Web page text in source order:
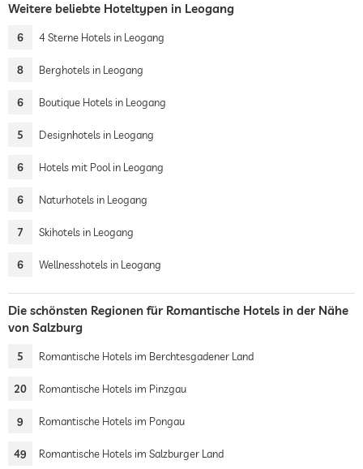
Weitere beliebte Hoteltypen in Leogang
6 4 Sterne Hotels in Leogang
8 Berghotels in Leogang
6 Boutique Hotels in Leogang
5 Designhotels in Leogang
6 Hotels mit Pool in Leogang
6 Naturhotels in Leogang
7 Skihotels in Leogang
6 Wellnesshotels in Leogang
Die schönsten Regionen für Romantische Hotels in der Nähe
von Salzburg
5 Romantische Hotels im Berchtesgadener Land
20 Romantische Hotels im Pinzgau
9 Romantische Hotels im Pongau
49 Romantische Hotels im Salzburger Land